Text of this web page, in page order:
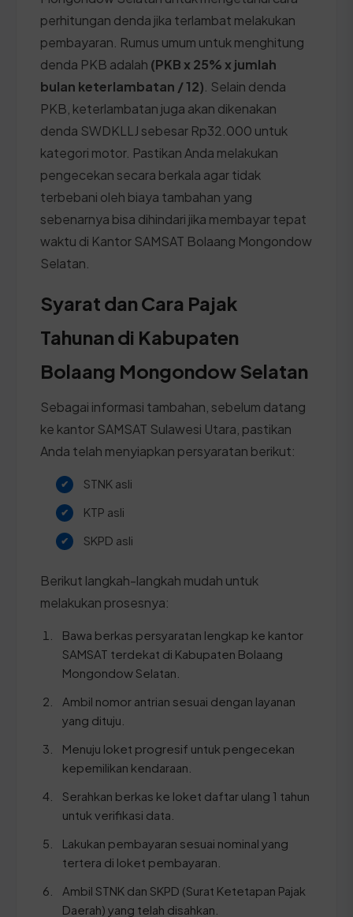
perhitungan denda jika terlambat melakukan
pembayaran. Rumus umum untuk menghitung
denda PKB adalah (PKB x 25% x jumlah
bulan keterlambatan / 12) . Selain denda
PKB, keterlambatan juga akan dikenakan
denda SWDKLLJ sebesar Rp32.000 untuk
kategori motor. Pastikan Anda melakukan
pengecekan secara berkala agar tidak
terbebani oleh biaya tambahan yang
sebenarnya bisa dihindari jika membayar tepat
waktu di Kantor SAMSAT Bolaang Mongondow
Selatan.
Syarat dan Cara Pajak
Tahunan di Kabupaten
Bolaang Mongondow Selatan
Sebagai informasi tambahan, sebelum datang
ke kantor SAMSAT Sulawesi Utara, pastikan
Anda telah menyiapkan persyaratan berikut:
STNK asli
KTP asli
SKPD asli
Berikut langkah-langkah mudah untuk
melakukan prosesnya:
Bawa berkas persyaratan lengkap ke kantor
SAMSAT terdekat di Kabupaten Bolaang
Mongondow Selatan.
Ambil nomor antrian sesuai dengan layanan
yang dituju.
Menuju loket progresif untuk pengecekan
kepemilikan kendaraan.
Serahkan berkas ke loket daftar ulang 1 tahun
untuk verifikasi data.
Lakukan pembayaran sesuai nominal yang
tertera di loket pembayaran.
Ambil STNK dan SKPD (Surat Ketetapan Pajak
Daerah) yang telah disahkan.